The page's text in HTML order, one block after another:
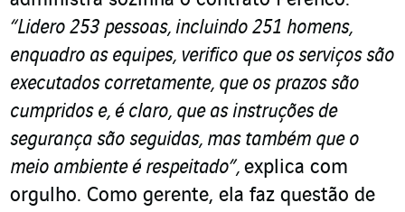
“Lidero 253 pessoas, incluindo 251 homens,
enquadro as equipes, verifico que os serviços são
executados corretamente, que os prazos são
cumpridos e, é claro, que as instruções de
segurança são seguidas, mas também que o
meio ambiente é respeitado”, explica com
orgulho. Como gerente, ela faz questão de